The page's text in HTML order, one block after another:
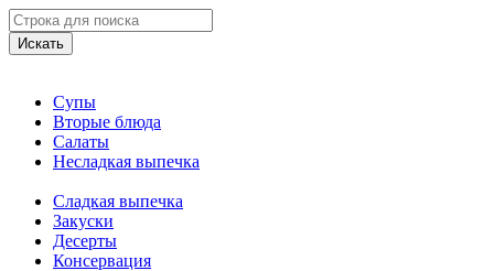
Искать
Супы
Вторые блюда
Салаты
Несладкая выпечка
Сладкая выпечка
Закуски
Десерты
Консервация